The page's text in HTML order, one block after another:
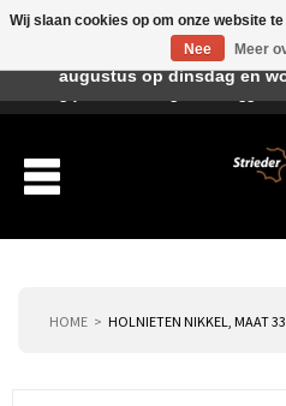
HOME HOLNIETEN NIKKEL, MAAT
Wij slaan cookies op om onze website
Nee
Meer
Beste klant, I.v.m. de
augustus op dinsdag en